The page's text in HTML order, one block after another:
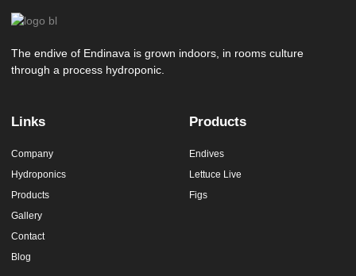
The endive of Endinava is grown indoors, in rooms culture
through a process hydroponic.
Links
Company
Hydroponics
Products
Gallery
Contact
Blog
Products
Endives
Lettuce Live
Figs